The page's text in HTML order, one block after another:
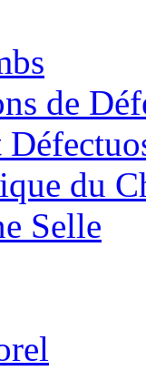
de
du
Selle